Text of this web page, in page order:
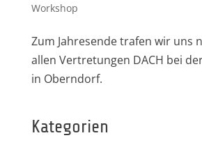
Workshop
Zum Jahresende trafen wir uns
allen Vertretungen DACH bei
in Oberndorf.
Kategorien